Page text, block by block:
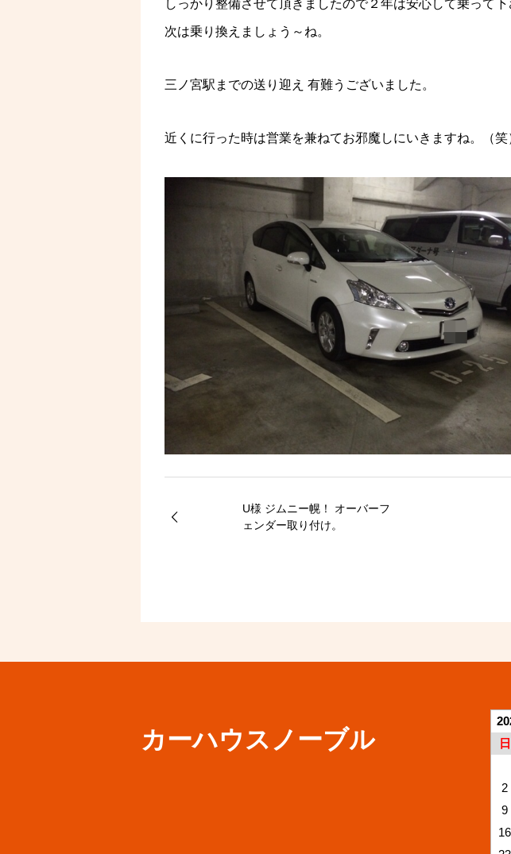
しっかり整備させて頂きましたので２年は安心して乗って下
次は乗り換えましょう～ね。
三ノ宮駅までの送り迎え 有難うございました。
近くに行った時は営業を兼ねてお邪魔しにいきますね。（笑
U様 ジムニー幌！ オーバーフ
ェンダー取り付け。
日
2
9
16
カーハウスノーブル